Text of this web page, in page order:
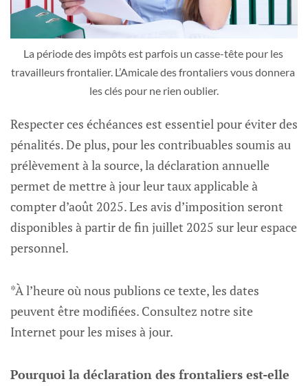
La période des impôts est parfois un casse-tête pour les
travailleurs frontalier. L’Amicale des frontaliers vous donnera
les clés pour ne rien oublier.
Respecter ces échéances est essentiel pour éviter des
pénalités. De plus, pour les contribuables soumis au
prélèvement à la source, la déclaration annuelle
permet de mettre à jour leur taux applicable à
compter d’août 2025. Les avis d’imposition seront
disponibles à partir de fin juillet 2025 sur leur espace
personnel.
*À l’heure où nous publions ce texte, les dates
peuvent être modifiées. Consultez notre site
Internet pour les mises à jour.
Pourquoi la déclaration des frontaliers est-elle